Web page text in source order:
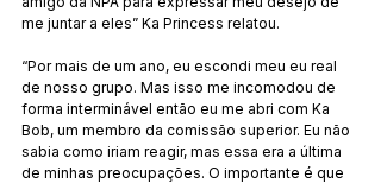
me juntar a eles” Ka Princess relatou.
“Por mais de um ano, eu escondi meu eu real
de nosso grupo. Mas isso me incomodou de
forma interminável então eu me abri com Ka
Bob, um membro da comissão superior. Eu não
sabia como iriam reagir, mas essa era a última
de minhas preocupações. O importante é que